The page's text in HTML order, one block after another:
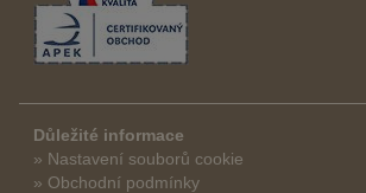
Důležité informace
» Nastavení souborů cookie
» Obchodní podmínky